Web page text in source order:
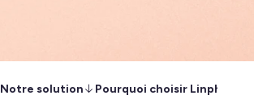
Notre solution Pourquoi choisir Linphone ?